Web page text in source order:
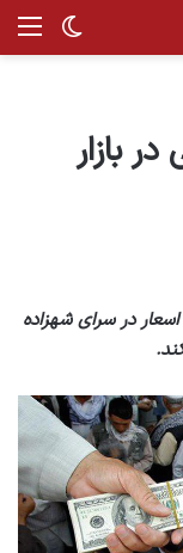
تغییر
بازار
در سرای شهزاده